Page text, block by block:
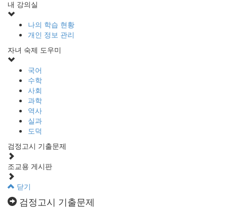
내 강의실
나의 학습 현황
개인 정보 관리
자녀 숙제 도우미
국어
수학
사회
과학
역사
실과
도덕
검정고시 기출문제
조교용 게시판
닫기
검정고시 기출문제